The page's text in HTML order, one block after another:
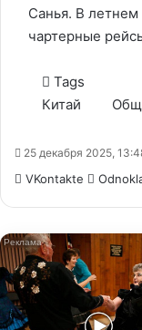
Санья. В летнем
чартерные
Tags
Китай
25 декабря 2025,
VKontakte